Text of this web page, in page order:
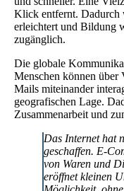
Klick entfernt. Dadurch
erleichtert und Bildung
zugänglich.
Die globale
Menschen können über
Mails miteinander
geografischen Lage.
Zusammenarbeit und
Das Internet hat
geschaffen. E-
von Waren und
eröffnet kleinen